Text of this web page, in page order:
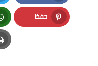
Facebook
حفظ
Pinterest